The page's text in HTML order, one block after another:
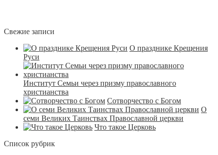
Свежие записи
О празднике Крещения
Руси
Институт Семьи через призму православного
христианства
Сотворчество с Богом
О
семи Великих Таинствах Православной церкви
Что такое Церковь
Список рубрик